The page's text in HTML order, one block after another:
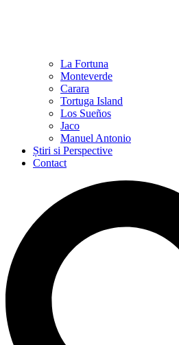
La Fortuna
Monteverde
Carara
Tortuga Island
Los Sueños
Jaco
Manuel Antonio
Știri si Perspective
Contact